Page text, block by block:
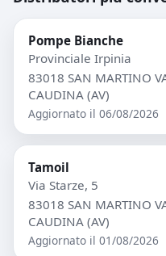
Pompe Bianche
Provinciale Irpinia
83018 SAN MARTINO
CAUDINA (AV)
Aggiornato il 06/08/2026
Tamoil
Via Starze, 5
83018 SAN MARTINO
CAUDINA (AV)
Aggiornato il 01/08/2026